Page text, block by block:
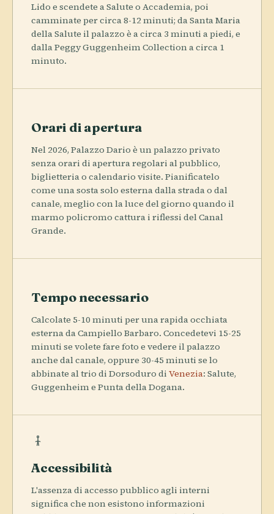
Lido e scendete a Salute o Accademia, poi
camminate per circa 8-12 minuti; da Santa Maria
della Salute il palazzo è a circa 3 minuti a piedi, e
dalla Peggy Guggenheim Collection a circa 1
minuto.
Orari di apertura
Nel 2026, Palazzo Dario è un palazzo privato
senza orari di apertura regolari al pubblico,
biglietteria o calendario visite. Pianificatelo
come una sosta solo esterna dalla strada o dal
canale, meglio con la luce del giorno quando il
marmo policromo cattura i riflessi del Canal
Grande.
Tempo necessario
Calcolate 5-10 minuti per una rapida occhiata
esterna da Campiello Barbaro. Concedetevi 15-25
minuti se volete fare foto e vedere il palazzo
anche dal canale, oppure 30-45 minuti se lo
abbinate al trio di Dorsoduro di Venezia: Salute,
Guggenheim e Punta della Dogana.
Accessibilità
L'assenza di accesso pubblico agli interni
significa che non esistono informazioni